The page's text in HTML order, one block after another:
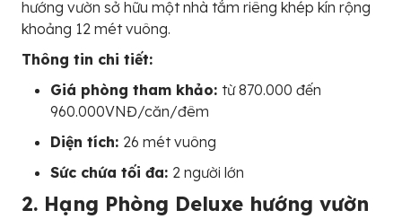
hướng vườn sở hữu một nhà tắm riêng khép kín rộng
khoảng 12 mét vuông.
Thông tin chi tiết:
Giá phòng tham khảo: từ 870.000 đến
960.000VNĐ/căn/đêm
Diện tích: 26 mét vuông
Sức chứa tối đa: 2 người lớn
2. Hạng Phòng Deluxe hướng vườn